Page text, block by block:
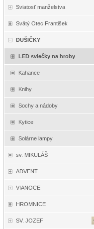
Sviatosť manželstva
Svätý Otec František
DUŠIČKY
LED sviečky na hroby
Kahance
Knihy
Sochy a nádoby
Kytice
Solárne lampy
sv. MIKULÁŠ
ADVENT
VIANOCE
HROMNICE
SV. JOZEF